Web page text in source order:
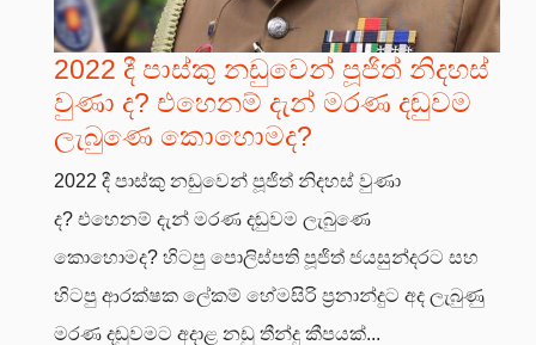
2022 දී පාස්කු නඩුවෙන් පූජිත් නිදහස්
වුණා ද? එහෙනම් දැන් මරණ දඬුවම
ලැබුණෙ කොහොමද?
2022 දී පාස්කු නඩුවෙන් පූජිත් නිදහස් වුණා
ද? එහෙනම් දැන් මරණ දඬුවම ලැබුණෙ
කොහොමද? හිටපු පොලිස්පති පූජිත් ජයසුන්දරට සහ
හිටපු ආරක්ෂක ලේකම් හේමසිරි ප්‍රනාන්දුට අද ලැබුණු
මරණ දඬුවමට අදාළ නඩු තීන්දු කීපයක්...